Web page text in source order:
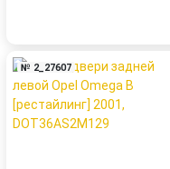
№ 2_27607